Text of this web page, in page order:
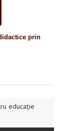
prin
educație